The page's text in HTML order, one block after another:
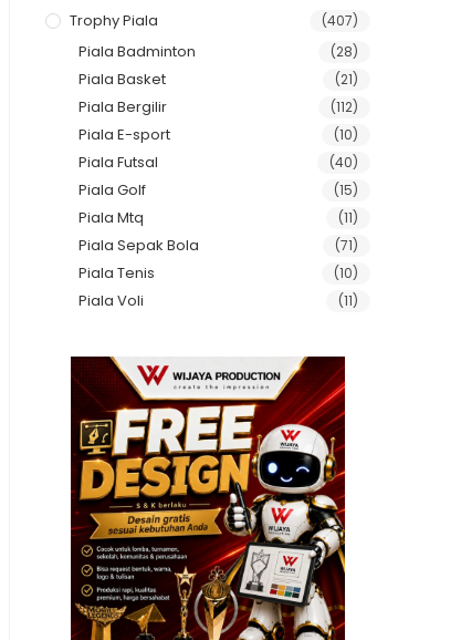
Trophy Piala (407)
Piala Badminton (28)
Piala Basket (21)
Piala Bergilir (112)
Piala E-sport (10)
Piala Futsal (40)
Piala Golf (15)
Piala Mtq (11)
Piala Sepak Bola (71)
Piala Tenis (10)
Piala Voli (11)